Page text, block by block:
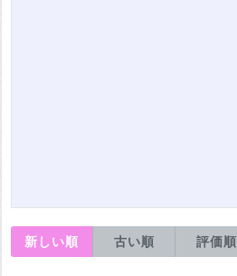
新しい順 古い順 評価順